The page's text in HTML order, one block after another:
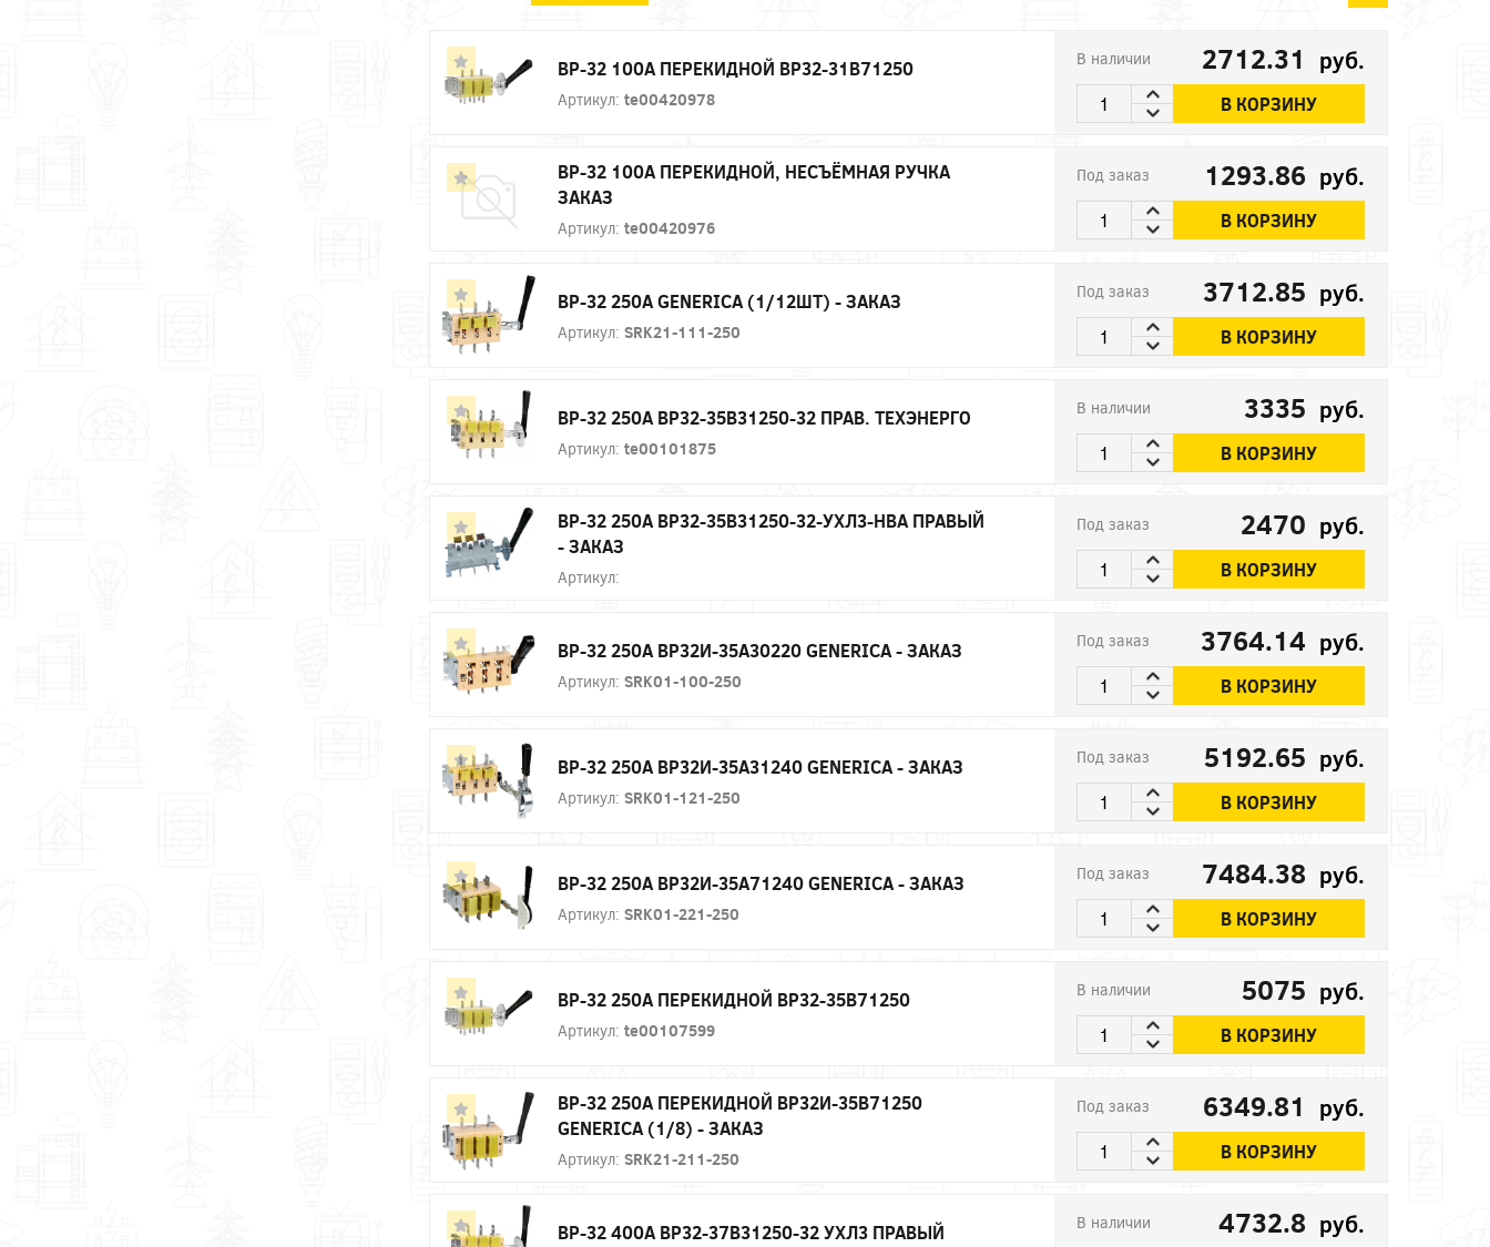
ВР-32 100А ПЕРЕКИДНОЙ ВР32-31В71250
Артикул: te00420978
В наличии 2712.31 руб.
В КОРЗИНУ
ВР-32 100А ПЕРЕКИДНОЙ, НЕСЪЁМНАЯ РУЧКА
ЗАКАЗ
Артикул: te00420976
Под заказ 1293.86 руб.
В КОРЗИНУ
ВР-32 250А GENERICA (1/12ШТ) - ЗАКАЗ
Артикул: SRK21-111-250
Под заказ 3712.85 руб.
В КОРЗИНУ
ВР-32 250А ВР32-35В31250-32 ПРАВ. ТЕХЭНЕРГО
Артикул: te00101875
В наличии 3335 руб.
В КОРЗИНУ
ВР-32 250А ВР32-35В31250-32-УХЛ3-НВА ПРАВЫЙ
- ЗАКАЗ
Артикул:
Под заказ 2470 руб.
В КОРЗИНУ
ВР-32 250А ВР32И-35А30220 GENERICA - ЗАКАЗ
Артикул: SRK01-100-250
Под заказ 3764.14 руб.
В КОРЗИНУ
ВР-32 250А ВР32И-35А31240 GENERICA - ЗАКАЗ
Артикул: SRK01-121-250
Под заказ 5192.65 руб.
В КОРЗИНУ
ВР-32 250А ВР32И-35А71240 GENERICA - ЗАКАЗ
Артикул: SRK01-221-250
Под заказ 7484.38 руб.
В КОРЗИНУ
ВР-32 250А ПЕРЕКИДНОЙ ВР32-35В71250
Артикул: te00107599
В наличии 5075 руб.
В КОРЗИНУ
ВР-32 250А ПЕРЕКИДНОЙ ВР32И-35В71250
GENERICA (1/8) - ЗАКАЗ
Артикул: SRK21-211-250
Под заказ 6349.81 руб.
В КОРЗИНУ
ВР-32 400А ВР32-37В31250-32 УХЛ3 ПРАВЫЙ В наличии 4732.8 руб.